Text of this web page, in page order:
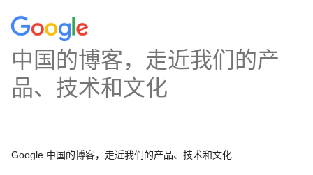
中国的博客，走近我们的产
品、技术和文化
Google 中国的博客，走近我们的产品、技术和文化